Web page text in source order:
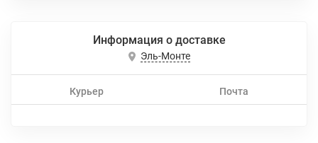
Информация о доставке
Эль-Монте
Курьер Почта